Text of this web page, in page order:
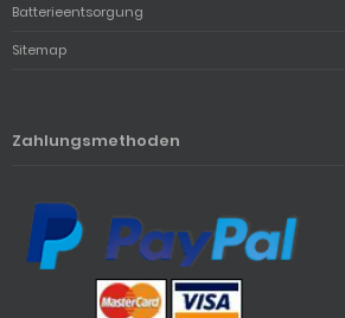
Batterieentsorgung
Sitemap
Zahlungsmethoden